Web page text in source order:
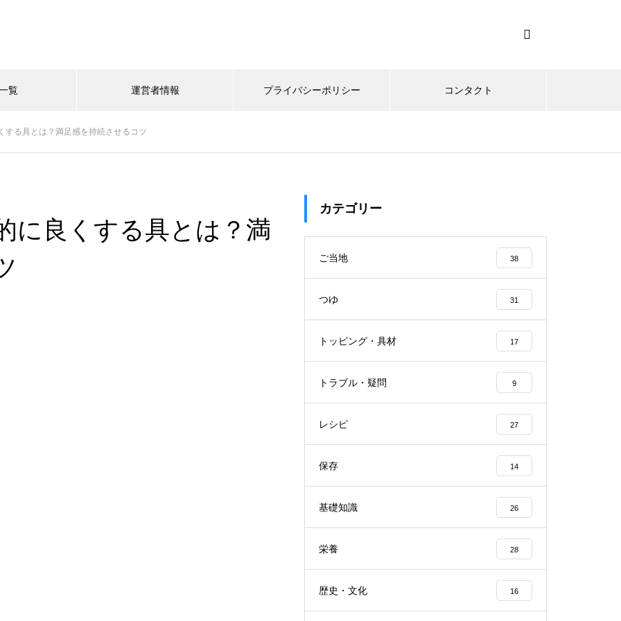
覧 運営者情報 プライバシーポリシー コンタクト
する具とは？満足感を持続させるコツ
に良くする具とは？満
カテゴリー
ご当地 38
つゆ 31
トッピング・具材 17
トラブル・疑問 9
レシピ 27
保存 14
基礎知識 26
栄養 28
歴史・文化 16